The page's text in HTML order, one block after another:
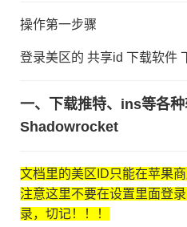
操作第一步骤
登录美区的 共享id 下载软件
一、下载推特、ins等各
Shadowrocket
文档里的美区ID只能在苹果
注意这里不要在设置里面登
录，切记！！！